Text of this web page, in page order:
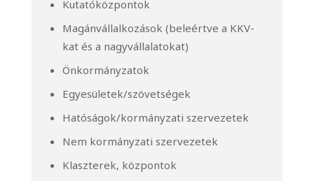
Kutatóközpontok
Magánvállalkozások (beleértve a KKV-
kat és a nagyvállalatokat)
Önkormányzatok
Egyesületek/szövetségek
Hatóságok/kormányzati szervezetek
Nem kormányzati szervezetek
Klaszterek, központok